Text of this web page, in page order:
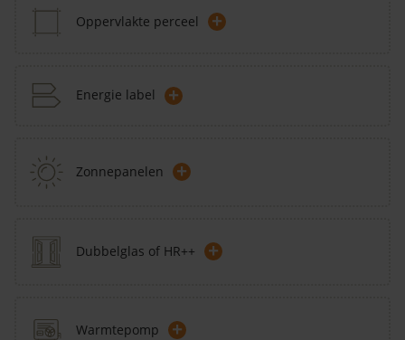
Oppervlakte perceel +
Energie label +
Zonnepanelen +
Dubbelglas of HR++ +
Warmtepomp +